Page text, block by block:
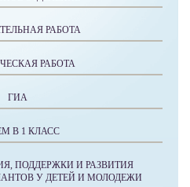
РАБОТА
РАБОТА
ГИА
В 1 КЛАСС
ПОДДЕРЖКИ И РАЗВИТИЯ
У ДЕТЕЙ И МОЛОДЕЖИ